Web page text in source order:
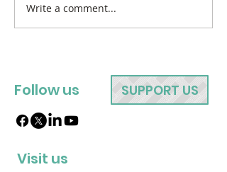
Write a comment...
Follow us SUPPORT US
Visit us